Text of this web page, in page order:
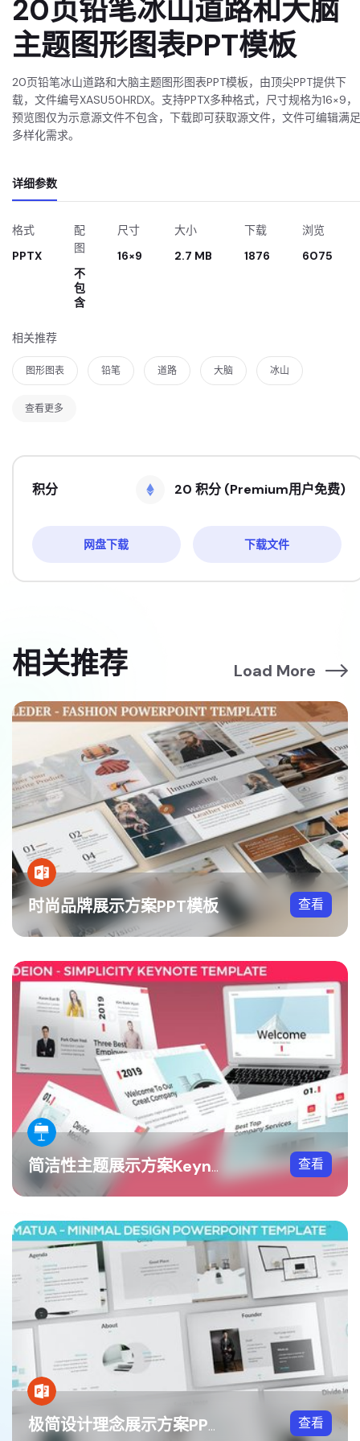
20页铅笔冰山道路和大脑
主题图形图表PPT模板
20页铅笔冰山道路和大脑主题图形图表PPT模板，由顶尖PPT提供下
载，文件编号XASU50HRDX。支持PPTX多种格式，尺寸规格为16×9，
预览图仅为示意源文件不包含，下载即可获取源文件，文件可编辑满足
多样化需求。
详细参数
格式
PPTX
配
图
不
包
含
尺寸
16×9
大小
2.7 MB
下载
1876
浏览
6075
相关推荐
图形图表 铅笔 道路 大脑 冰山
查看更多
积分 20 积分 (Premium用户免费)
网盘下载 下载文件
相关推荐 Load More
时尚品牌展示方案PPT模板 查看
简洁性主题展示方案Keynote模板 查看
极简设计理念展示方案PPT模板 查看